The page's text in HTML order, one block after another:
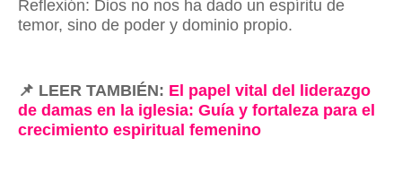
Reflexión: Dios no nos ha dado un espíritu de
temor, sino de poder y dominio propio.
📌 LEER TAMBIÉN: El papel vital del liderazgo
de damas en la iglesia: Guía y fortaleza para el
crecimiento espiritual femenino